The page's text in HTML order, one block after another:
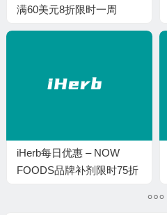
满60美元8折限时一周
iHerb每日优惠 – NOW
FOODS品牌补剂限时75折